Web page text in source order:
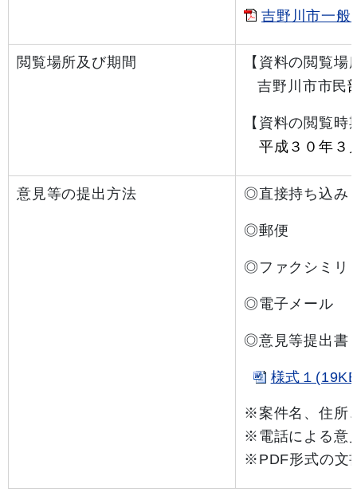
吉野川市一
閲覧場所及び期間
【資料の閲覧場
吉野川市市民
【資料の閲覧時
平成３０年３
意見等の提出方法 ◎直接持ち込
◎郵便 〒７
◎ファクシミ
◎電子メ
◎意見等提出書
様式１
※案件名、住所
※電話による意
※PDF形式の文